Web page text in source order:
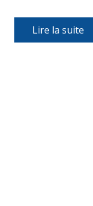
Lire la suite​